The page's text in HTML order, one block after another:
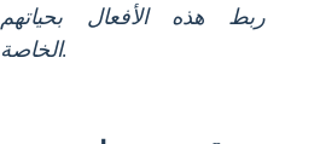
ربط هذه الأفعال بحياتهم
الخاصة.